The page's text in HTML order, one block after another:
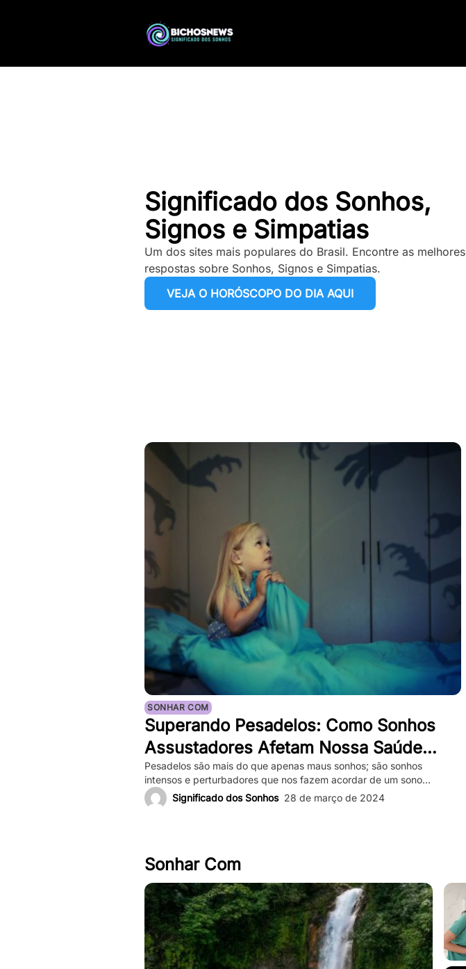
Significado dos Sonhos,
Signos e Simpatias
Um dos sites mais populares do Brasil. Encontre as melhores
respostas sobre Sonhos, Signos e Simpatias.
VEJA O HORÓSCOPO DO DIA AQUI
SONHAR COM
Superando Pesadelos: Como Sonhos
Assustadores Afetam Nossa Saúde
Mental e Maneiras de Superá-los
Pesadelos são mais do que apenas maus sonhos; são sonhos
intensos e perturbadores que nos fazem acordar de um sono
profundo. Eles podem ser tão vívidos e assustadores que fazem
nosso coração bater forte, e a sensação de medo persiste mesmo
Significado dos Sonhos 28 de março de 2024
Sonhar Com